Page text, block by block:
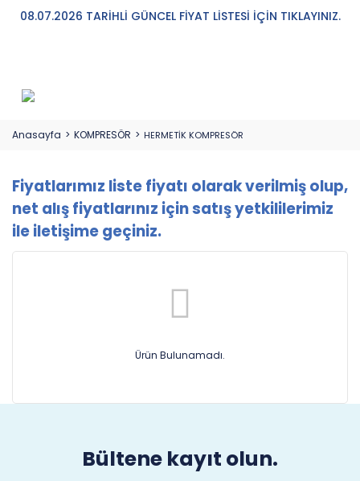
08.07.2026 TARİHLİ GÜNCEL FİYAT LİSTESİ İÇİN TIKLAYINIZ.
Anasayfa KOMPRESÖR HERMETİK KOMPRESÖR
Fiyatlarımız liste fiyatı olarak verilmiş olup,
net alış fiyatlarınız için satış yetkililerimiz
ile iletişime geçiniz.
Ürün Bulunamadı.
Bültene kayıt olun.